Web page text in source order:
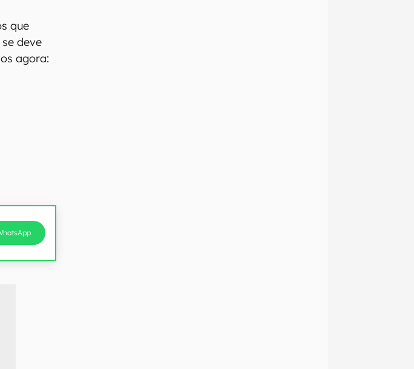
que
deve
agora: